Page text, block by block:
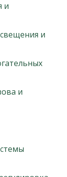
и
и
и